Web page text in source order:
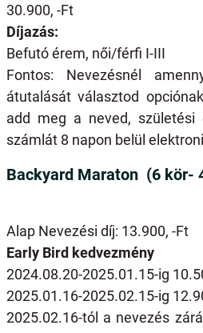
30.900, -Ft
Díjazás:
Befutó érem, női/férfi I-III
Fontos: Nevezésnél
átutalását választod
add meg a neved, születési
számlát 8 napon belül
Backyard Maraton (6 kör-
Alap Nevezési díj: 13.900, -Ft
Early Bird kedvezmény
2024.08.20-2025.01.15-ig
2025.01.16-2025.02.15-ig
2025.02.16-tól a nevezés